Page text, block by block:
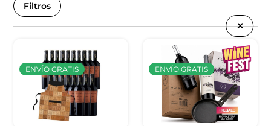
Filtros
✕
ENVÍO GRATIS ENVÍO GRATIS